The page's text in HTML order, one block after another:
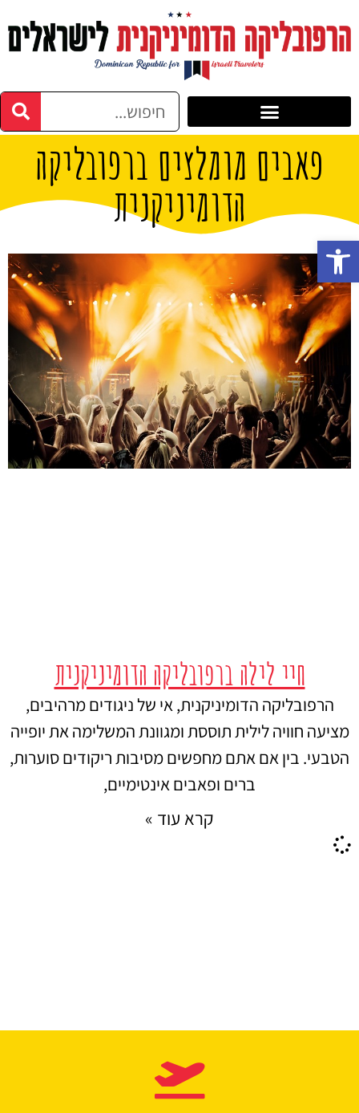
פאבים מומלצים ברפובליקה
הדומיניקנית
חיי לילה ברפובליקה הדומיניקנית
הרפובליקה הדומיניקנית, אי של ניגודים מרהיבים,
מציעה חוויה לילית תוססת ומגוונת המשלימה את יופייה
הטבעי. בין אם אתם מחפשים מסיבות ריקודים סוערות,
ברים ופאבים אינטימיים,
קרא עוד »
פתח סרגל נגישות